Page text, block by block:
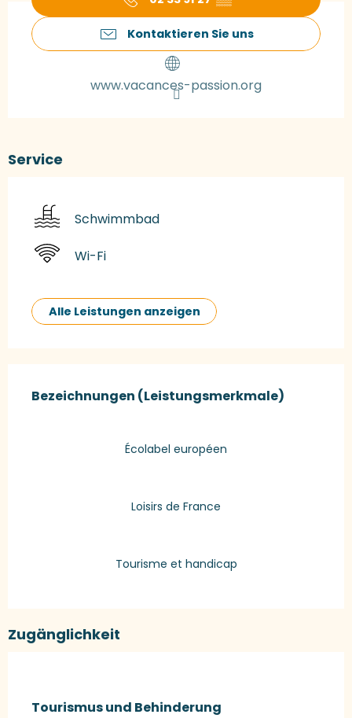
Kontaktieren Sie uns
www.vacances-passion.org
Service
Schwimmbad
Wi-Fi
Alle Leistungen anzeigen
Bezeichnungen (Leistungsmerkmale)
Bezeichnungen (Leistungsmerkmale)
Écolabel européen
Loisirs de France
Tourisme et handicap
Zugänglichkeit
Tourismus und Behinderung
Tourismus und Behinderung